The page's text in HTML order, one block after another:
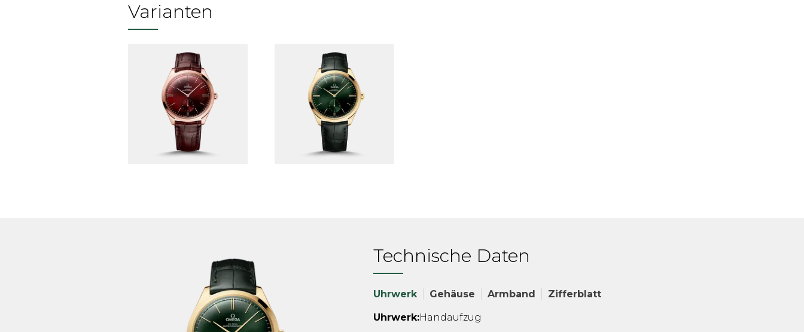
Varianten
Technische Daten
Uhrwerk Gehäuse Armband Zifferblatt
Uhrwerk:Handaufzug